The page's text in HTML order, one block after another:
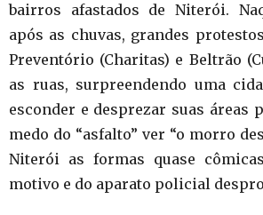
bairros afastados de Niterói.
após as chuvas, grandes
Preventório (Charitas) e Beltrão
as ruas, surpreendendo uma
esconder e desprezar suas áreas
medo do “asfalto” ver “o morro
Niterói as formas quase
motivo e do aparato policial